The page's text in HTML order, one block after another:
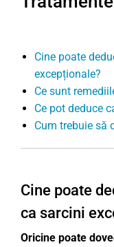
Cine poate
excepționale?
Ce sunt
Ce pot deduce
Cum trebuie să
Cine poate
ca sarcini
Oricine poate